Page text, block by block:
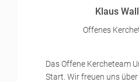
Klaus
Offenes
Das Offene Kercheteam
Start. Wir freuen uns